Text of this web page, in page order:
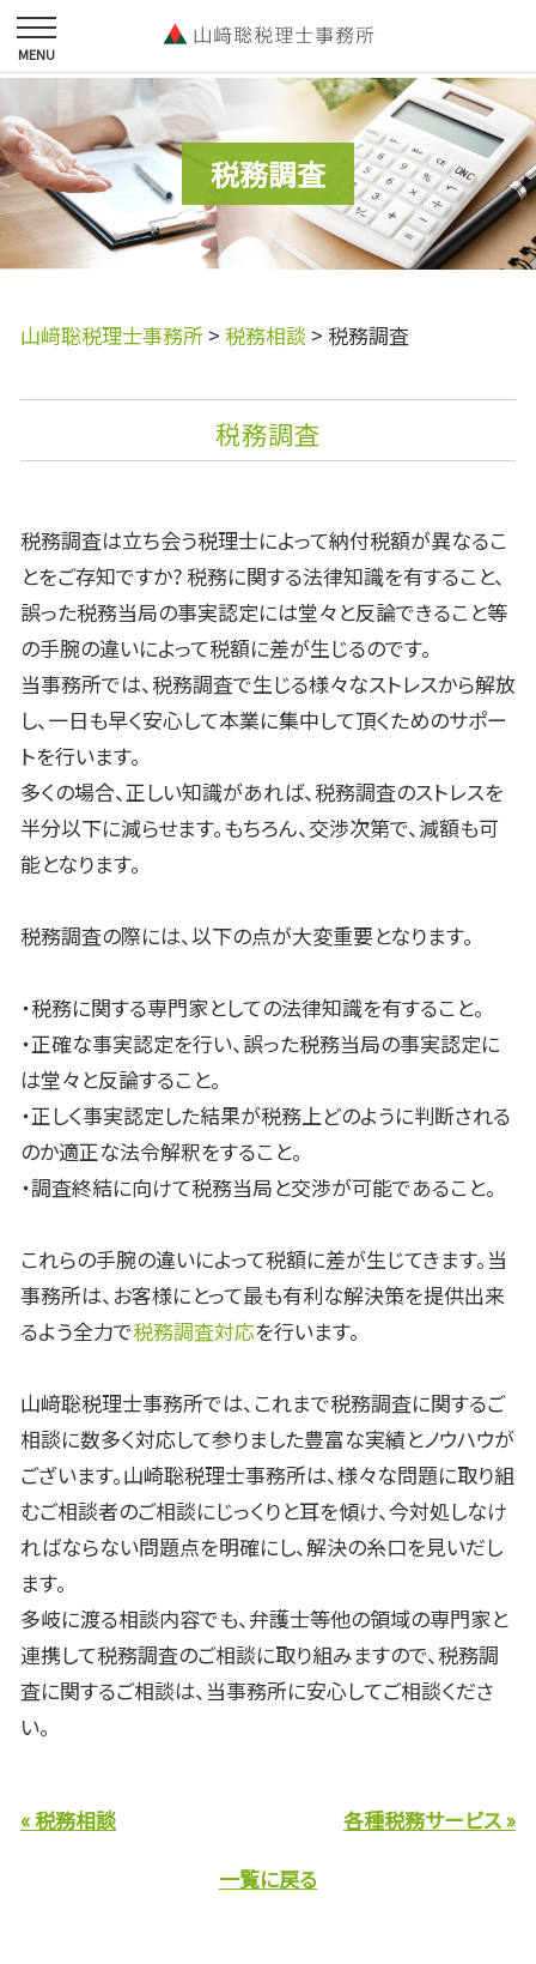
税務調査
山﨑聡税理士事務所 > 税務相談 > 税務調査
税務調査
税務調査は立ち会う税理士によって納付税額が異なるこ
とをご存知ですか? 税務に関する法律知識を有すること、
誤った税務当局の事実認定には堂々と反論できること等
の手腕の違いによって税額に差が生じるのです。
当事務所では、税務調査で生じる様々なストレスから解放
し、一日も早く安心して本業に集中して頂くためのサポー
トを行います。
多くの場合、正しい知識があれば、税務調査のストレスを
半分以下に減らせます。もちろん、交渉次第で、減額も可
能となります。
税務調査の際には、以下の点が大変重要となります。
・税務に関する専門家としての法律知識を有すること。
・正確な事実認定を行い、誤った税務当局の事実認定に
は堂々と反論すること。
・正しく事実認定した結果が税務上どのように判断される
のか適正な法令解釈をすること。
・調査終結に向けて税務当局と交渉が可能であること。
これらの手腕の違いによって税額に差が生じてきます。当
事務所は、お客様にとって最も有利な解決策を提供出来
るよう全力で税務調査対応を行います。
山﨑聡税理士事務所では、これまで税務調査に関するご
相談に数多く対応して参りました豊富な実績とノウハウが
ございます。山崎聡税理士事務所は、様々な問題に取り組
むご相談者のご相談にじっくりと耳を傾け、今対処しなけ
ればならない問題点を明確にし、解決の糸口を見いだし
ます。
多岐に渡る相談内容でも、弁護士等他の領域の専門家と
連携して税務調査のご相談に取り組みますので、税務調
査に関するご相談は、当事務所に安心してご相談くださ
い。
« 税務相談
各種税務サービス »
一覧に戻る